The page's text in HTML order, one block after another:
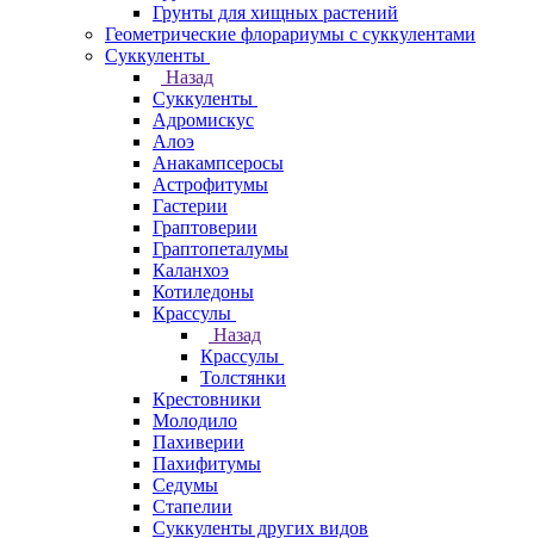
Грунты для хищных растений
Геометрические флорариумы с суккулентами
Суккуленты
Назад
Суккуленты
Адромискус
Алоэ
Анакампсеросы
Астрофитумы
Гастерии
Граптоверии
Граптопеталумы
Каланхоэ
Котиледоны
Крассулы
Назад
Крассулы
Толстянки
Крестовники
Молодило
Пахиверии
Пахифитумы
Седумы
Стапелии
Суккуленты других видов